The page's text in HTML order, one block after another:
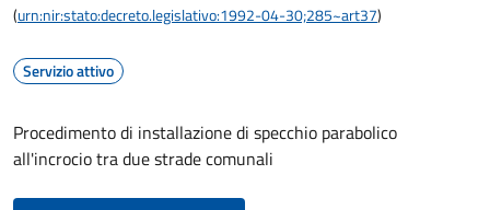
(urn:nir:stato:decreto.legislativo:1992-04-30;285~art37)
Servizio attivo
Procedimento di installazione di specchio parabolico
all'incrocio tra due strade comunali